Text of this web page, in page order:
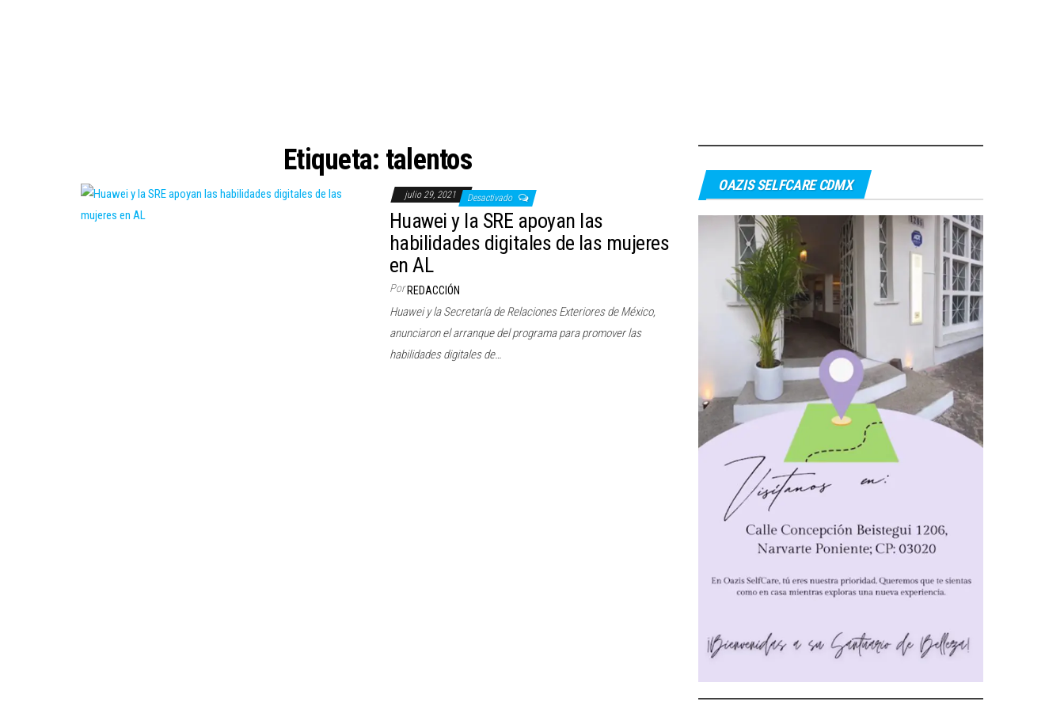
Etiqueta: talentos
julio 29, 2021 Desactivado
Huawei y la SRE apoyan las
habilidades digitales de las mujeres
en AL
Por REDACCIÓN
Huawei y la Secretaría de Relaciones Exteriores de México,
anunciaron el arranque del programa para promover las
habilidades digitales de…
OAZIS SELFCARE CDMX